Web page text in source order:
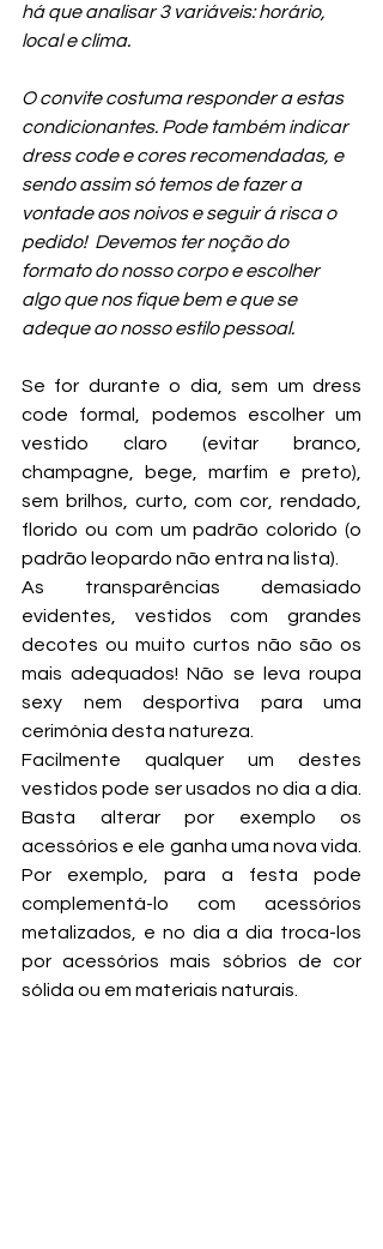
há que analisar 3 variáveis: horário,
local e clima.
O convite costuma responder a estas
condicionantes. Pode também indicar
dress code e cores recomendadas, e
sendo assim só temos de fazer a
vontade aos noivos e seguir á risca o
pedido!  Devemos ter noção do
formato do nosso corpo e escolher
algo que nos fique bem e que se
adeque ao nosso estilo pessoal.
Se for durante o dia, sem um dress
code formal, podemos escolher um
vestido claro (evitar branco,
champagne, bege, marfim e preto),
sem brilhos, curto, com cor, rendado,
florido ou com um padrão colorido (o
padrão leopardo não entra na lista).
As transparências demasiado
evidentes, vestidos com grandes
decotes ou muito curtos não são os
mais adequados! Não se leva roupa
sexy nem desportiva para uma
cerimónia desta natureza.
Facilmente qualquer um destes
vestidos pode ser usados no dia a dia.
Basta alterar por exemplo os
acessórios e ele ganha uma nova vida.
Por exemplo, para a festa pode
complementá-lo com acessórios
metalizados, e no dia a dia troca-los
por acessórios mais sóbrios de cor
sólida ou em materiais naturais.